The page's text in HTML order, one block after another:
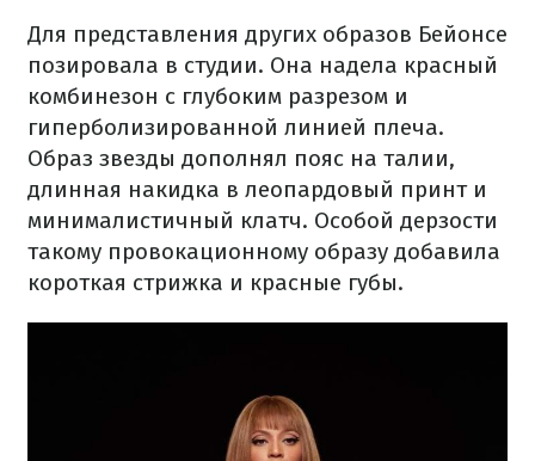
Для представления других образов Бейонсе
позировала в студии. Она надела красный
комбинезон с глубоким разрезом и
гиперболизированной линией плеча.
Образ звезды дополнял пояс на талии,
длинная накидка в леопардовый принт и
минималистичный клатч. Особой дерзости
такому провокационному образу добавила
короткая стрижка и красные губы.